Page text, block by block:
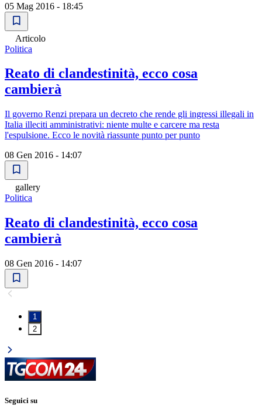
05 Mag 2016 - 18:45
Articolo
Politica
Reato di clandestinità, ecco cosa
cambierà
Il governo Renzi prepara un decreto che rende gli ingressi illegali in
Italia illeciti amministrativi: niente multe e carcere ma resta
l'espulsione. Ecco le novità riassunte punto per punto
08 Gen 2016 - 14:07
gallery
Politica
Reato di clandestinità, ecco cosa
cambierà
08 Gen 2016 - 14:07
1
2
Seguici su